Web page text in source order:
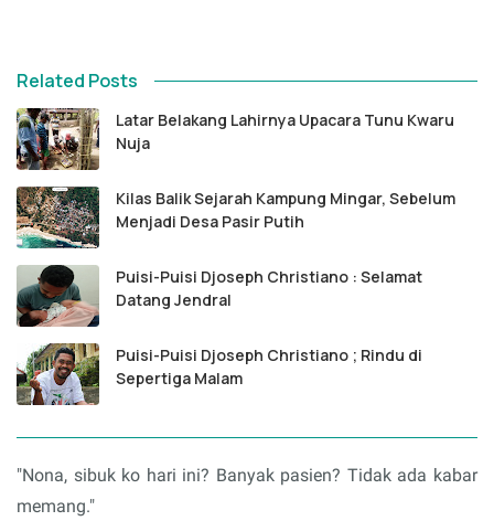
Related Posts
Latar Belakang Lahirnya Upacara Tunu Kwaru
Nuja
Kilas Balik Sejarah Kampung Mingar, Sebelum
Menjadi Desa Pasir Putih
Puisi-Puisi Djoseph Christiano : Selamat
Datang Jendral
Puisi-Puisi Djoseph Christiano ; Rindu di
Sepertiga Malam
"Nona, sibuk ko hari ini? Banyak pasien? Tidak ada kabar
memang."